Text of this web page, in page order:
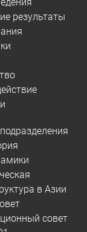
результаты
в Азии
совет